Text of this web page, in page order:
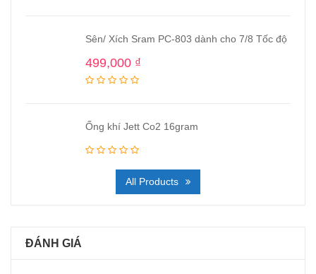
Sên/ Xích Sram PC-803 dành cho 7/8 Tốc độ
499,000 ₫
Ống khí Jett Co2 16gram
All Products
ĐÁNH GIÁ